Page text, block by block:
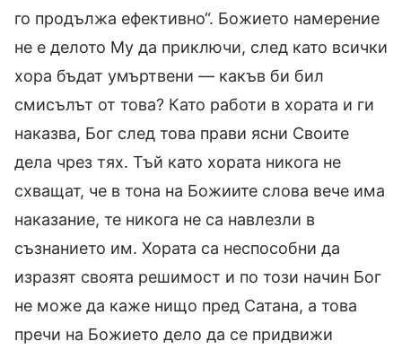
го продължа ефективно“. Божието намерение
не е делото Му да приключи, след като всички
хора бъдат умъртвени — какъв би бил
смисълът от това? Като работи в хората и ги
наказва, Бог след това прави ясни Своите
дела чрез тях. Тъй като хората никога не
схващат, че в тона на Божиите слова вече има
наказание, те никога не са навлезли в
съзнанието им. Хората са неспособни да
изразят своята решимост и по този начин Бог
не може да каже нищо пред Сатана, а това
пречи на Божието дело да се придвижи